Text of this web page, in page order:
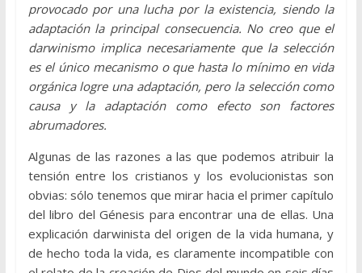
provocado por una lucha por la existencia, siendo la
adaptación la principal consecuencia. No creo que el
darwinismo implica necesariamente que la selección
es el único mecanismo o que hasta lo mínimo en vida
orgánica logre una adaptación, pero la selección como
causa y la adaptación como efecto son factores
abrumadores.
Algunas de las razones a las que podemos atribuir la
tensión entre los cristianos y los evolucionistas son
obvias: sólo tenemos que mirar hacia el primer capítulo
del libro del Génesis para encontrar una de ellas. Una
explicación darwinista del origen de la vida humana, y
de hecho toda la vida, es claramente incompatible con